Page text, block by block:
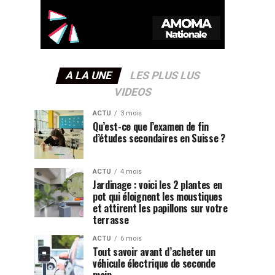
A LA UNE
LES PLUS LUS
VIDEOS
ACTU 3 mois
Qu’est-ce que l’examen de fin
d’études secondaires en Suisse ?
ACTU 4 mois
Jardinage : voici les 2 plantes en
pot qui éloignent les moustiques
et attirent les papillons sur votre
terrasse
ACTU 6 mois
Tout savoir avant d’acheter un
véhicule électrique de seconde